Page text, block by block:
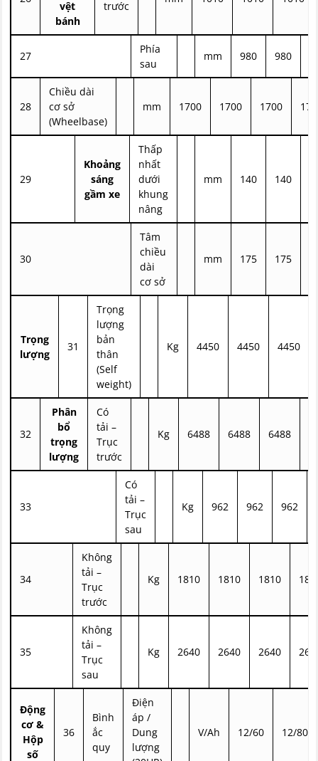
vệt
bánh
trước
27
Phía
sau
mm 980 980
28
Chiều dài
cơ sở
(Wheelbase)
mm 1700 1700 1700
29
Khoảng
sáng
gầm xe
Thấp
nhất
dưới
khung
nâng
mm 140 140
30
Tâm
chiều
dài
cơ sở
mm 175 175
Trọng
lượng
31
Trọng
lượng
bản
thân
(Self
weight)
Kg 4450 4450 4450
32
Phân
bổ
trọng
lượng
Có
tải –
Trục
trước
Kg 6488 6488 6488
33
Có
tải –
Trục
sau
Kg 962 962 962
34
Không
tải –
Trục
trước
Kg 1810 1810 1810
35
Không
tải –
Trục
sau
Kg 2640 2640 2640
Động
cơ &
Hộp
số
36
Bình
ắc
quy
Điện
áp /
Dung
lượng
V/Ah 12/60 12/80